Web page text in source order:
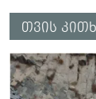
თვის